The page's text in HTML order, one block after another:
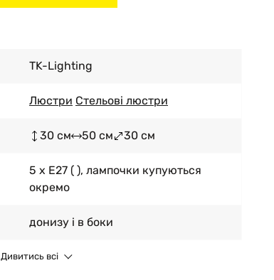
TK-Lighting
Люстри Стельові люстри
30 см 50 см 30 см
5 x E27 ( ), лампочки купуються
окремо
донизу і в боки
Дивитись всі